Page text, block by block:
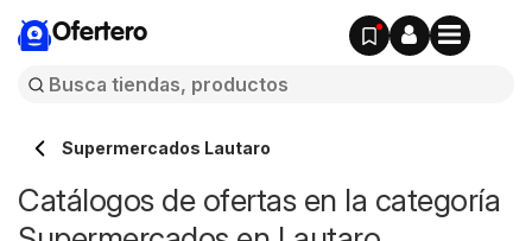
Ofertero
Supermercados Lautaro
Catálogos de ofertas en la categoría